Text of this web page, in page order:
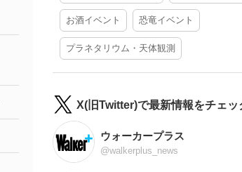
お酒イベント 恐竜イベント
プラネタリウム・天体観測
X(旧Twitter)で最新情報をチェッ
ウォーカープラス
@walkerplus_news